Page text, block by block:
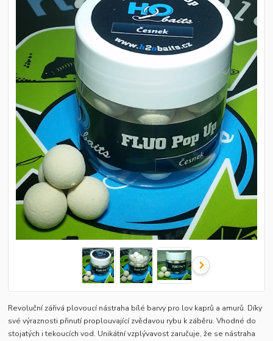
Revoluční zářivá plovoucí nástraha bílé barvy pro lov kaprů a amurů. Díky
své výraznosti přinutí proplouvající zvědavou rybu k záběru. Vhodné do
stojatých i tekoucích vod. Unikátní vzplývavost zaručuje, že se nástraha